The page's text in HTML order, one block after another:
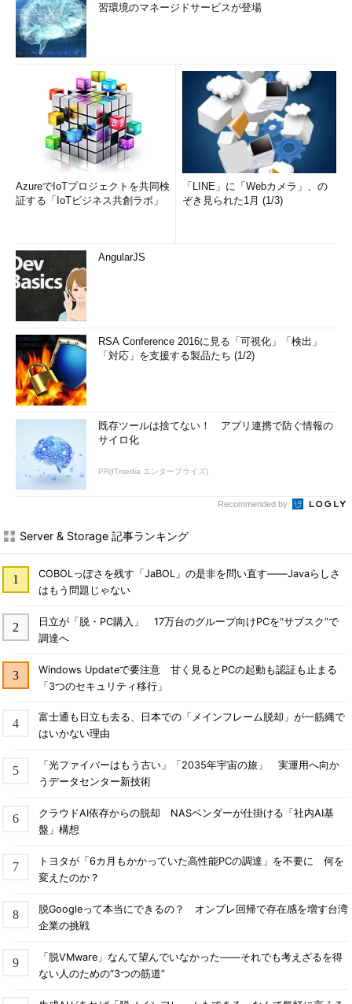
習環境のマネージドサービスが登場
AzureでIoTプロジェクトを共同検
証する「IoTビジネス共創ラボ」
「LINE」に「Webカメラ」、の
ぞき見られた1月 (1/3)
AngularJS
RSA Conference 2016に見る「可視化」「検出」
「対応」を支援する製品たち (1/2)
既存ツールは捨てない！ アプリ連携で防ぐ情報の
サイロ化
PR(ITmedia エンタープライズ)
Recommended by
Server & Storage 記事ランキング
COBOLっぽさを残す「JaBOL」の是非を問い直す――Javaらしさ
はもう問題じゃない
日立が「脱・PC購入」 17万台のグループ向けPCを“サブスク”で
調達へ
Windows Updateで要注意 甘く見るとPCの起動も認証も止まる
「3つのセキュリティ移行」
富士通も日立も去る、日本での「メインフレーム脱却」が一筋縄で
はいかない理由
「光ファイバーはもう古い」「2035年宇宙の旅」 実運用へ向か
うデータセンター新技術
クラウドAI依存からの脱却 NASベンダーが仕掛ける「社内AI基
盤」構想
トヨタが「6カ月もかかっていた高性能PCの調達」を不要に 何を
変えたのか？
脱Googleって本当にできるの？ オンプレ回帰で存在感を増す台湾
企業の挑戦
「脱VMware」なんて望んでいなかった――それでも考えざるを得
ない人のための“3つの筋道”